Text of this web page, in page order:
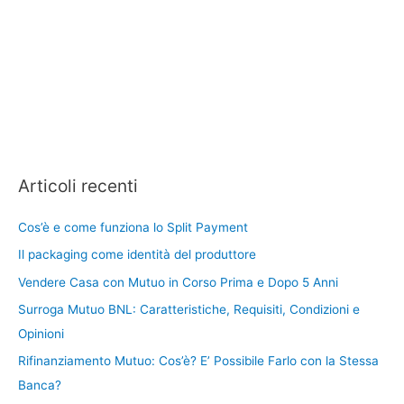
Articoli recenti
Cos’è e come funziona lo Split Payment
Il packaging come identità del produttore
Vendere Casa con Mutuo in Corso Prima e Dopo 5 Anni
Surroga Mutuo BNL: Caratteristiche, Requisiti, Condizioni e
Opinioni
Rifinanziamento Mutuo: Cos’è? E’ Possibile Farlo con la Stessa
Banca?